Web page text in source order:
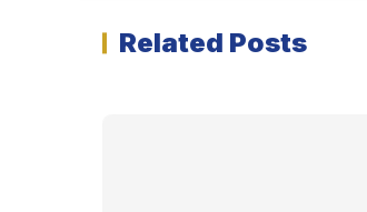
Related Posts